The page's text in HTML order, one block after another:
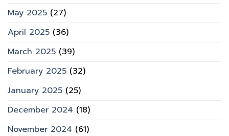
May 2025 (27)
April 2025 (36)
March 2025 (39)
February 2025 (32)
January 2025 (25)
December 2024 (18)
November 2024 (61)